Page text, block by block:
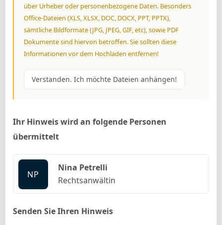
über Urheber oder personenbezogene Daten. Besonders
Office-Dateien (XLS, XLSX, DOC, DOCX, PPT, PPTX),
sämtliche Bildformate (JPG, JPEG, GIF, etc), sowie PDF
Dokumente sind hiervon betroffen. Sie sollten diese
Informationen vor dem Hochladen entfernen!
Verstanden. Ich möchte Dateien anhängen!
Ihr Hinweis wird an folgende Personen
übermittelt
NP
Nina Petrelli
Rechtsanwältin
Senden Sie Ihren Hinweis